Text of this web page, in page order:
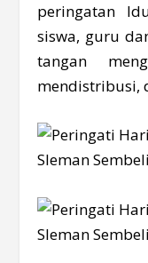
peringatan
siswa, guru
tangan
mendistribusi,